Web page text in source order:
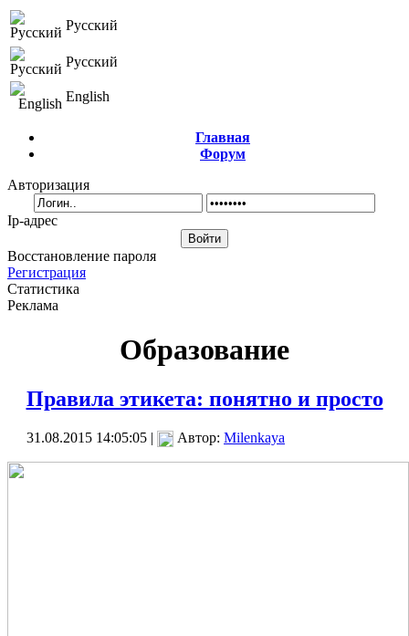
Русский
Русский
English
Главная
Форум
Авторизация
Ip-адрес
Восстановление пароля
Регистрация
Статистика
Реклама
Образование
Правила этикета: понятно и просто
31.08.2015 14:05:05 | Автор: Milenkaya